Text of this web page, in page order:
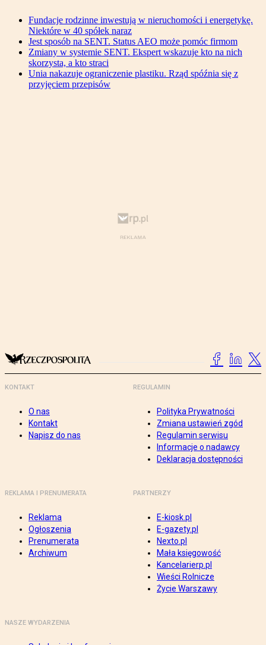
Fundacje rodzinne inwestują w nieruchomości i energetykę.
Niektóre w 40 spółek naraz
Jest sposób na SENT. Status AEO może pomóc firmom
Zmiany w systemie SENT. Ekspert wskazuje kto na nich
skorzysta, a kto straci
Unia nakazuje ograniczenie plastiku. Rząd spóźnia się z
przyjęciem przepisów
KONTAKT
O nas
Kontakt
Napisz do nas
REGULAMIN
Polityka Prywatności
Zmiana ustawień zgód
Regulamin serwisu
Informacje o nadawcy
Deklaracja dostępności
REKLAMA I PRENUMERATA
Reklama
Ogłoszenia
Prenumerata
Archiwum
PARTNERZY
E-kiosk.pl
E-gazety.pl
Nexto.pl
Mała księgowość
Kancelarierp.pl
Wieści Rolnicze
Życie Warszawy
NASZE WYDARZENIA